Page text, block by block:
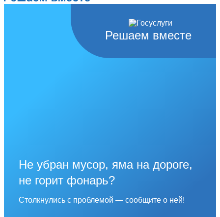
Решаем вместе
Не убран мусор, яма на дороге,
не горит фонарь?
Столкнулись с проблемой — сообщите о ней!